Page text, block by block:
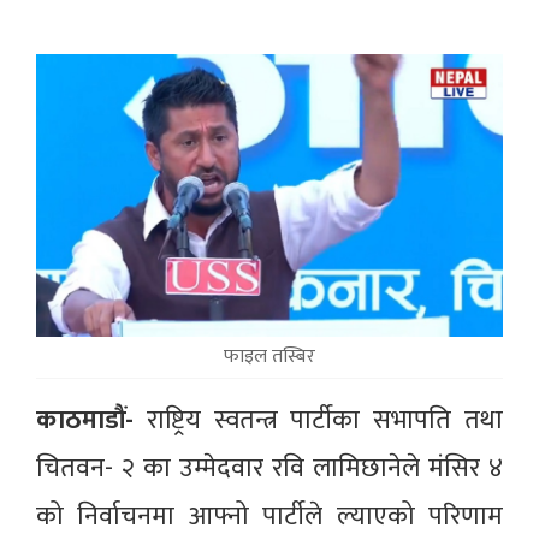
फाइल तस्बिर
काठमाडौं- राष्ट्रिय स्वतन्त्र पार्टीका सभापति तथा
चितवन- २ का उम्मेदवार रवि लामिछानेले मंसिर ४
को निर्वाचनमा आफ्नो पार्टीले ल्याएको परिणाम